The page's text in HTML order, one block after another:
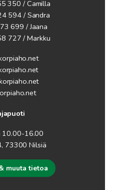
350 / Camilla
594 / Sandra
699 / Jaana
727 / Markku
10.00-16.00
73300 Nilsiä
muuta tietoa